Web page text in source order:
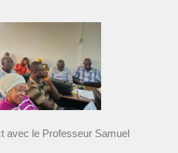
avec le Professeur Samuel